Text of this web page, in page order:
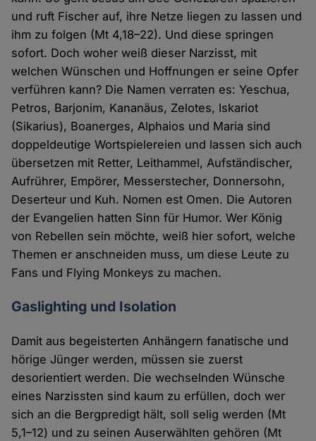
und ruft Fischer auf, ihre Netze liegen zu lassen und
ihm zu folgen (Mt 4,18–22). Und diese springen
sofort. Doch woher weiß dieser Narzisst, mit
welchen Wünschen und Hoffnungen er seine Opfer
verführen kann? Die Namen verraten es: Yeschua,
Petros, Barjonim, Kananäus, Zelotes, Iskariot
(Sikarius), Boanerges, Alphaios und Maria sind
doppeldeutige Wortspielereien und lassen sich auch
übersetzen mit Retter, Leithammel, Aufständischer,
Aufrührer, Empörer, Messerstecher, Donnersohn,
Deserteur und Kuh. Nomen est Omen. Die Autoren
der Evangelien hatten Sinn für Humor. Wer König
von Rebellen sein möchte, weiß hier sofort, welche
Themen er anschneiden muss, um diese Leute zu
Fans und Flying Monkeys zu machen.
Gaslighting und Isolation
Damit aus begeisterten Anhängern fanatische und
hörige Jünger werden, müssen sie zuerst
desorientiert werden. Die wechselnden Wünsche
eines Narzissten sind kaum zu erfüllen, doch wer
sich an die Bergpredigt hält, soll selig werden (Mt
5,1–12) und zu seinen Auserwählten gehören (Mt